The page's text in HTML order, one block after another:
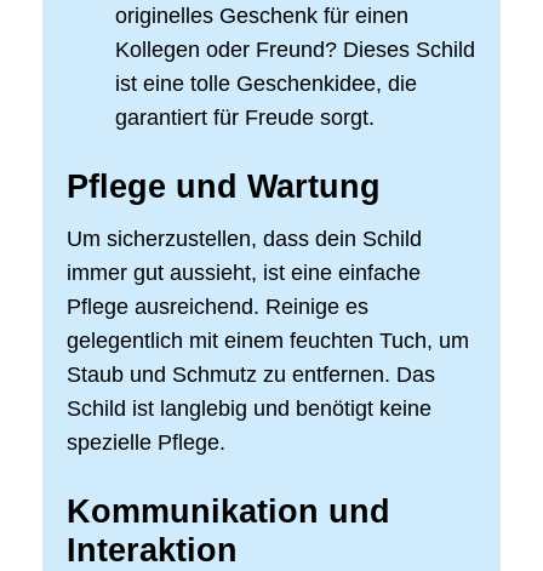
originelles Geschenk für einen
Kollegen oder Freund? Dieses Schild
ist eine tolle Geschenkidee, die
garantiert für Freude sorgt.
Pflege und Wartung
Um sicherzustellen, dass dein Schild
immer gut aussieht, ist eine einfache
Pflege ausreichend. Reinige es
gelegentlich mit einem feuchten Tuch, um
Staub und Schmutz zu entfernen. Das
Schild ist langlebig und benötigt keine
spezielle Pflege.
Kommunikation und
Interaktion